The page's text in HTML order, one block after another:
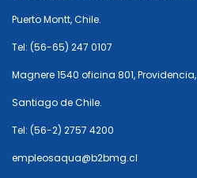
Puerto Montt, Chile.
Tel: (56-65) 247 0107
Magnere 1540 oficina 801, Providencia,
Santiago de Chile.
Tel: (56-2) 2757 4200
empleosaqua@b2bmg.cl